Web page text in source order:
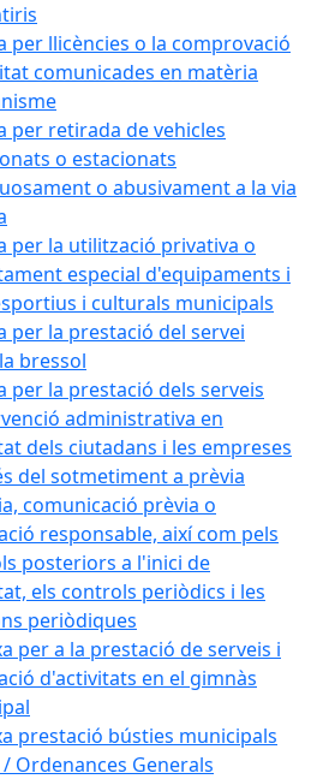
per llicències o la comprovació
comunicades en matèria
per retirada de vehicles
o estacionats
o abusivament a la via
per la utilització privativa o
especial d'equipaments i
i culturals municipals
per la prestació del servei
bressol
per la prestació dels serveis
administrativa en
dels ciutadans i les empreses
del sotmetiment a prèvia
comunicació prèvia o
responsable, així com pels
posteriors a l'inici de
els controls periòdics i les
periòdiques
per a la prestació de serveis i
d'activitats en el gimnàs
prestació bústies municipals
Ordenances Generals